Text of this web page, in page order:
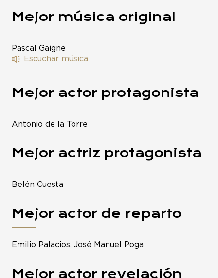
Mejor música original
Pascal Gaigne
Escuchar música
Mejor actor protagonista
Antonio de la Torre
Mejor actriz protagonista
Belén Cuesta
Mejor actor de reparto
Emilio Palacios, José Manuel Poga
Mejor actor revelación